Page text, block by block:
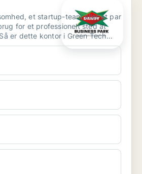
et startup-team eller et par
for et professionelt sted at
er dette kontor i Green Tech...